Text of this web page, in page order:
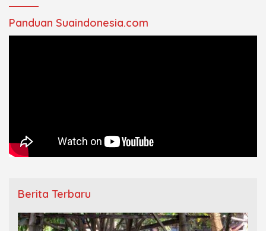
Panduan Suaindonesia.com
Berita Terbaru